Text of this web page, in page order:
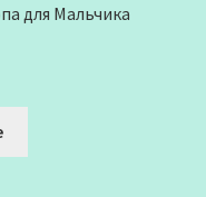
для Мальчика